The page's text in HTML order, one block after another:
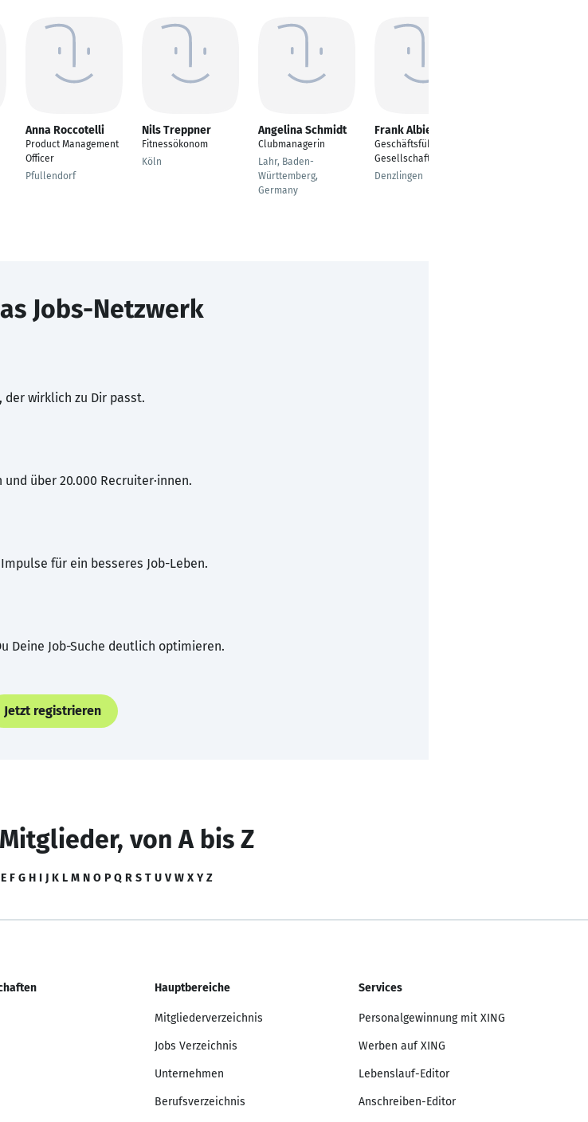
Anna Roccotelli
Product Management
Officer
Pfullendorf
Nils Treppner
Fitnessökonom
Köln
Angelina Schmidt
Clubmanagerin
Lahr, Baden-
Württemberg,
Germany
Frank Albiez
Geschäftsführender
Gesellschafter
Denzlingen
Jobs-Netzwerk
der wirklich zu Dir passt.
über 20.000 Recruiter·innen.
für ein besseres Job-Leben.
Deine Job-Suche deutlich optimieren.
Jetzt registrieren
von A bis Z
E F G H I J K L M N O P Q R S T U V W X Y Z
Hauptbereiche
Mitgliederverzeichnis
Jobs Verzeichnis
Unternehmen
Berufsverzeichnis
Services
Personalgewinnung mit XING
Werben auf XING
Lebenslauf-Editor
Anschreiben-Editor